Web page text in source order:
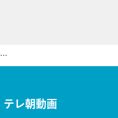
72歳の尾木ママ、まさかの詐欺被害に！PCでサッカーの試合を観ていたら…
テレ朝動画